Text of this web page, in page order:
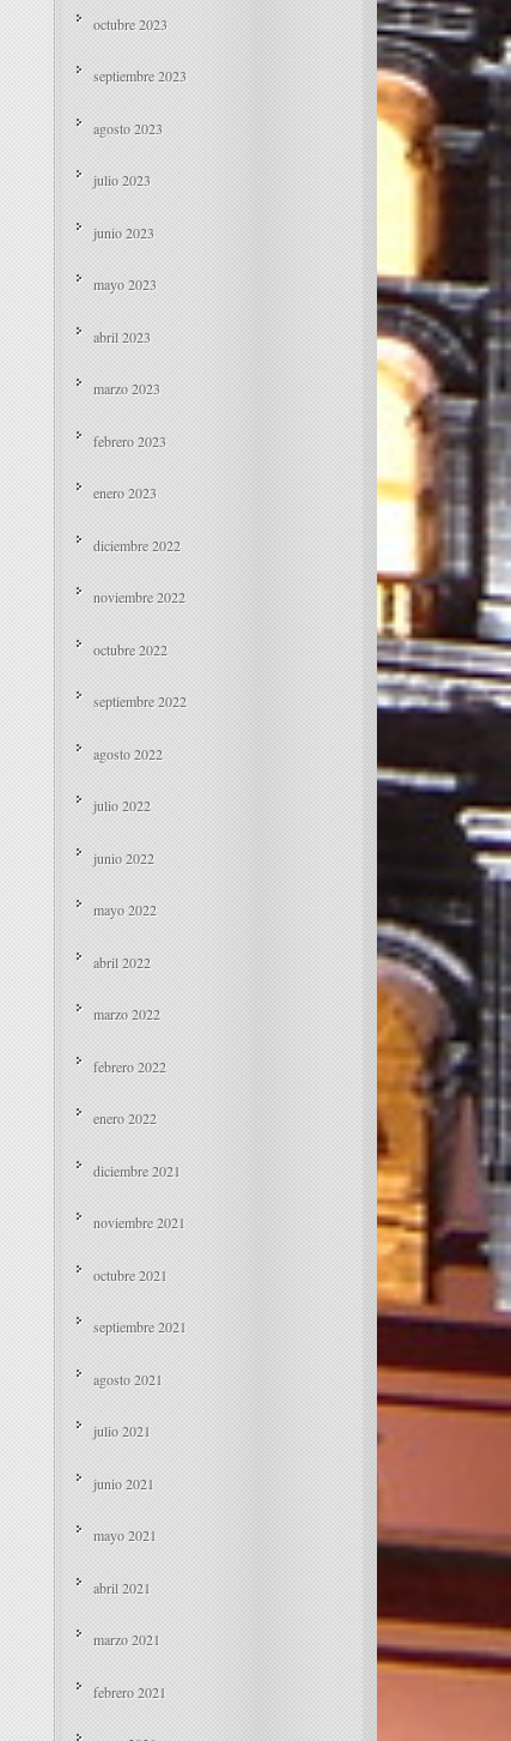
octubre 2023
septiembre 2023
agosto 2023
julio 2023
junio 2023
mayo 2023
abril 2023
marzo 2023
febrero 2023
enero 2023
diciembre 2022
noviembre 2022
octubre 2022
septiembre 2022
agosto 2022
julio 2022
junio 2022
mayo 2022
abril 2022
marzo 2022
febrero 2022
enero 2022
diciembre 2021
noviembre 2021
octubre 2021
septiembre 2021
agosto 2021
julio 2021
junio 2021
mayo 2021
abril 2021
marzo 2021
febrero 2021